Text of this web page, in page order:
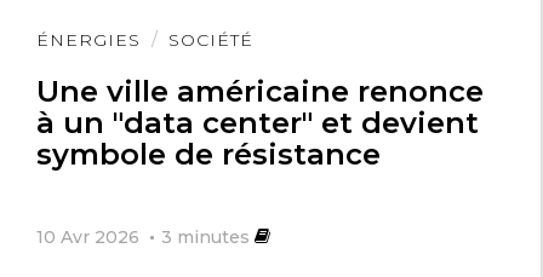
ÉNERGIES SOCIÉTÉ
Une ville américaine renonce
à un "data center" et devient
symbole de résistance
10 Avr 2026 3 minutes
Lire